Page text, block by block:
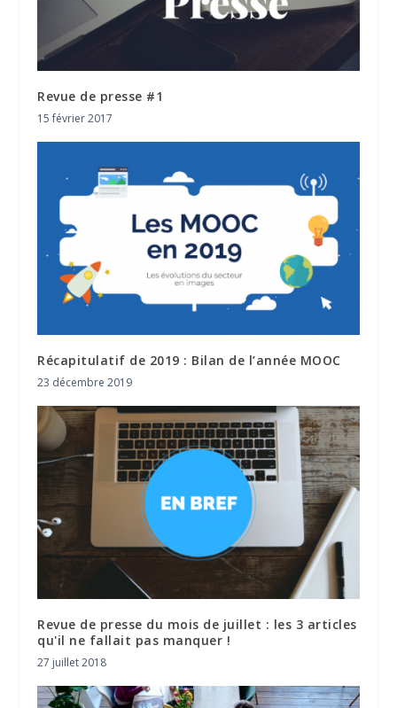
Revue de presse #1
15 février 2017
Récapitulatif de 2019 : Bilan de l’année MOOC
23 décembre 2019
Revue de presse du mois de juillet : les 3 articles
qu'il ne fallait pas manquer !
27 juillet 2018